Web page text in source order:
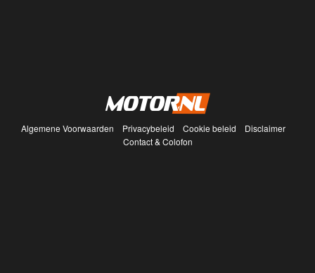
Algemene Voorwaarden Privacybeleid Cookie beleid
Disclaimer
Contact & Colofon